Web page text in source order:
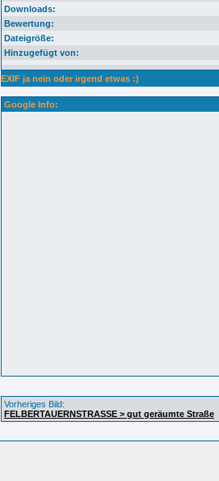
Downloads:
Bewertung:
Dateigröße:
Hinzugefügt von:
EXIF ja nein oder irgend etwas :)
Google Info:
Vorheriges Bild:
FELBERTAUERNSTRASSE > gut geräumte Straße